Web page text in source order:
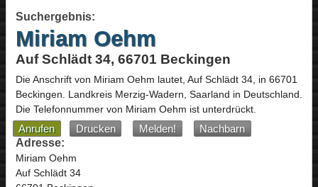
Suchergebnis:
Miriam Oehm
Auf Schlädt 34, 66701 Beckingen
Die Anschrift von Miriam Oehm lautet, Auf Schlädt 34, in 66701
Beckingen. Landkreis Merzig-Wadern, Saarland in Deutschland.
Die Telefonnummer von Miriam Oehm ist unterdrückt.
Anrufen Drucken Melden!
Nachbarn
Adresse:
Miriam Oehm
Auf Schlädt 34